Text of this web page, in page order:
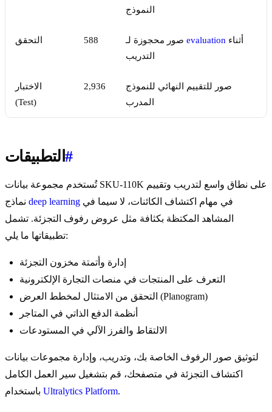
النموذج
التحقق 588 evaluation
التدريب
الاختبار
(Test)
2,936
صور للتقييم النهائي للنموذج
المدرب
التطبيقات#
تُستخدم مجموعة بيانات SKU-110K على نطاق واسع لتدريب وتقييم
deep learning
المشاهد المكتظة بكثافة مثل عروض رفوف التجزئة. تشمل
تطبيقاتها ما يلي:
إدارة وأتمتة مخزون التجزئة
التعرف على المنتجات في منصات التجارة الإلكترونية
التحقق من الامتثال لمخطط العرض (Planogram)
أنظمة الدفع الذاتي في المتاجر
الالتقاط والفرز الآلي في المستودعات
لتوثيق صور الرفوف الخاصة بك، وتدريب، وإدارة مجموعات بيانات
اكتشاف التجزئة في متصفحك، قم بتشغيل سير العمل الكامل
Ultralytics Platform.